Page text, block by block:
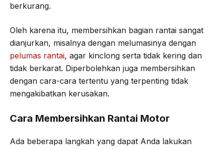
berkurang.
Oleh karena itu, membersihkan bagian rantai sangat
dianjurkan, misalnya dengan melumasinya dengan
pelumas rantai, agar kinclong serta tidak kering dan
tidak berkarat. Diperbolehkan juga membersihkan
dengan cara-cara tertentu yang terpenting tidak
mengakibatkan kerusakan.
Cara Membersihkan Rantai Motor
Ada beberapa langkah yang dapat Anda lakukan